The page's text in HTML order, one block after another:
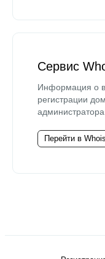
Сервис
Информация о
регистрации
администратора.
Перейти в Whois